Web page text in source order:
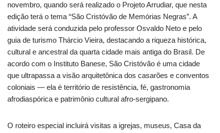
novembro, quando será realizado o Projeto Arrudiar, que nesta
edição terá o tema “São Cristóvão de Memórias Negras”. A
atividade será conduzida pelo professor Osvaldo Neto e pelo
guia de turismo Thárcio Vieira, destacando a riqueza histórica,
cultural e ancestral da quarta cidade mais antiga do Brasil. De
acordo com o Instituto Banese, São Cristóvão é uma cidade
que ultrapassa a visão arquitetônica dos casarões e conventos
coloniais — ela é território de resistência, fé, gastronomia
afrodiaspórica e patrimônio cultural afro-sergipano.
O roteiro especial incluirá visitas a igrejas, museus, Casa da